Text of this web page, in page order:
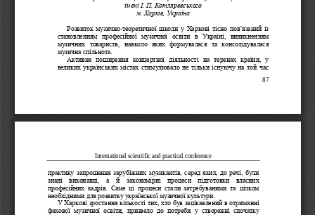
87
імені І. П. Котляревського
м. Харків, Україна
Розвиток музично-теоретичної школи  у Харкові тісно  пов’язаний із
становленням  професійної  музичної  освіти  в  Україні,  виникненням
музичних
товариств,  навколо  яких  формувалася  та  консолідувалася
музична спільнота.
Активне  поширення  концертної  діяльності  на  теренах  країни,  у
великих українських містах стимулювало не тільки існуючу на той час
International scientific and practical conference
практику запрошення зарубіжних музикантів, серед яких, до речі, були
знані  виконавці,  а  й  закономірні  процеси  підготовки  власних
професійних  кадрів.  Саме  ці  процеси  стали  затребуваними  та  цілком
необхідними для розвитку української музичної культури.
У Харкові зростання кількості тих, хто був зацікавлений в отриманні
фахової  музичної  освіти,  призвело  до  потреби  у  створенні  спочатку